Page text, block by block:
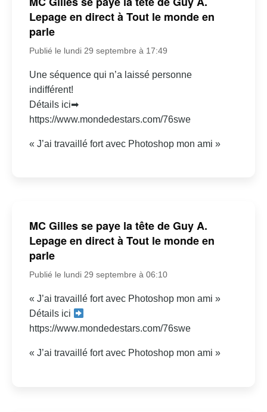
Lepage en direct à Tout le monde en
parle
Publié le lundi 29 septembre à 17:49
Une séquence qui n’a laissé personne
indifférent!
Détails ici➡
https://www.mondedestars.com/76swe
« J’ai travaillé fort avec Photoshop mon ami »
MC Gilles se paye la tête de Guy A.
Lepage en direct à Tout le monde en
parle
Publié le lundi 29 septembre à 06:10
« J’ai travaillé fort avec Photoshop mon ami »
Détails ici
https://www.mondedestars.com/76swe
« J’ai travaillé fort avec Photoshop mon ami »